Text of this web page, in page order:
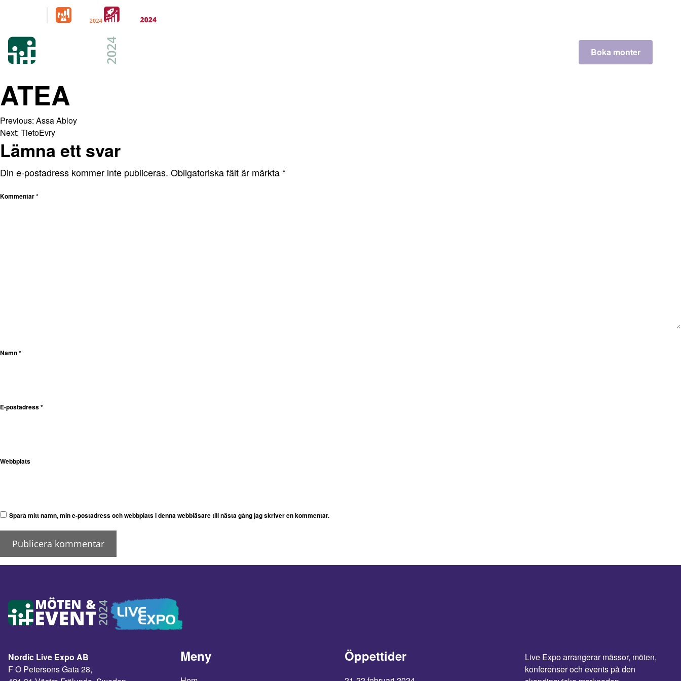
Boka monter
ATEA
Previous: Assa Abloy
Next: TietoEvry
Lämna ett svar
Din e-postadress kommer inte publiceras. Obligatoriska fält är märkta *
Kommentar*
Namn*
E-postadress*
Webbplats
Spara mitt namn, min e-postadress och webbplats i denna webbläsare till nästa gång jag skriver en kommentar.
Nordic Live Expo AB
F O Petersons Gata 28,
Meny Öppettider
Live Expo arrangerar mässor, möten,
konferenser och events på den